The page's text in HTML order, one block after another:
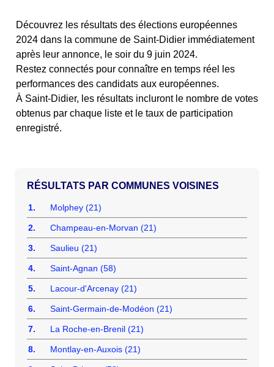
Découvrez les résultats des élections européennes
2024 dans la commune de Saint-Didier immédiatement
après leur annonce, le soir du 9 juin 2024.
Restez connectés pour connaître en temps réel les
performances des candidats aux européennes.
À Saint-Didier, les résultats incluront le nombre de votes
obtenus par chaque liste et le taux de participation
enregistré.
COMMUNES VOISINES
1. Molphey (21)
2. Champeau-en-Morvan (21)
3. Saulieu (21)
4. Saint-Agnan (58)
5. Lacour-d'Arcenay (21)
6. Saint-Germain-de-Modéon (21)
7. La Roche-en-Brenil (21)
8. Montlay-en-Auxois (21)